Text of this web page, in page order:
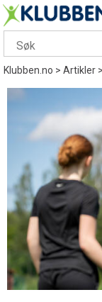
Klubben.no>Artikler>